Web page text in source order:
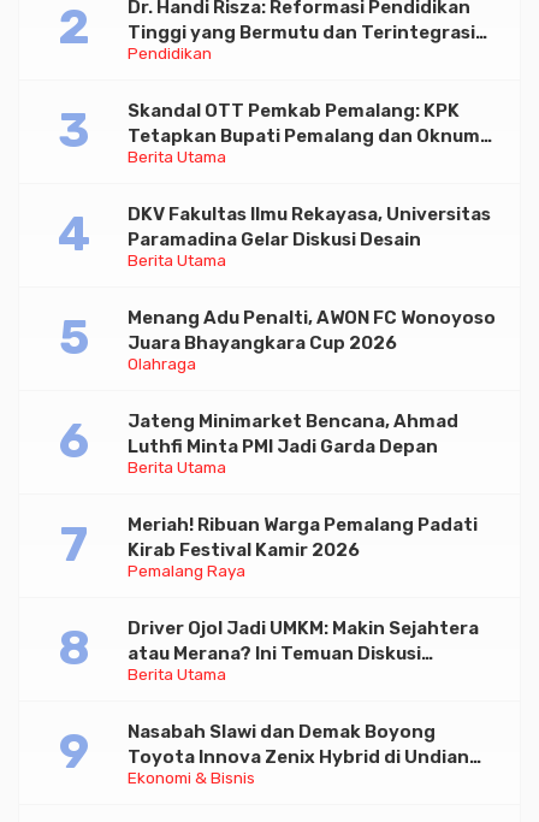
Pendidikan
Dr. Handi Risza: Reformasi Pendidikan
Tinggi yang Bermutu dan Terintegrasi
Menuju Indonesia Emas 2045
Berita Utama
Skandal OTT Pemkab Pemalang: KPK
Tetapkan Bupati Pemalang dan Oknum
Staf Internal Sebagai Tersangka
Berita Utama
DKV Fakultas Ilmu Rekayasa, Universitas
Paramadina Gelar Diskusi Desain
Olahraga
Menang Adu Penalti, AWON FC Wonoyoso
Juara Bhayangkara Cup 2026
Berita Utama
Jateng Minimarket Bencana, Ahmad
Luthfi Minta PMI Jadi Garda Depan
Pemalang Raya
Meriah! Ribuan Warga Pemalang Padati
Kirab Festival Kamir 2026
Berita Utama
Driver Ojol Jadi UMKM: Makin Sejahtera
atau Merana? Ini Temuan Diskusi
Paramadina
Ekonomi & Bisnis
Nasabah Slawi dan Demak Boyong
Toyota Innova Zenix Hybrid di Undian
Tabungan Bima Bank Jateng